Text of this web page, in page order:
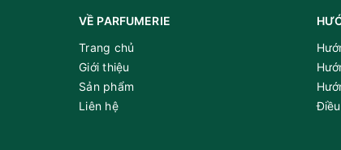
VỀ PARFUMERIE
Trang chủ
Giới thiệu
Sản phẩm
Liên hệ